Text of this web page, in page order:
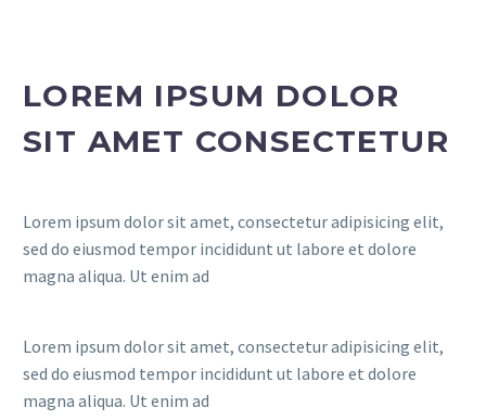
LOREM IPSUM DOLOR
SIT AMET CONSECTETUR
Lorem ipsum dolor sit amet, consectetur adipisicing elit,
sed do eiusmod tempor incididunt ut labore et dolore
magna aliqua. Ut enim ad
Lorem ipsum dolor sit amet, consectetur adipisicing elit,
sed do eiusmod tempor incididunt ut labore et dolore
magna aliqua. Ut enim ad